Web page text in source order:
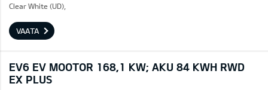
Clear White (UD),
VAATA
EV6 EV MOOTOR 168,1 KW; AKU 84 KWH RWD
EX PLUS